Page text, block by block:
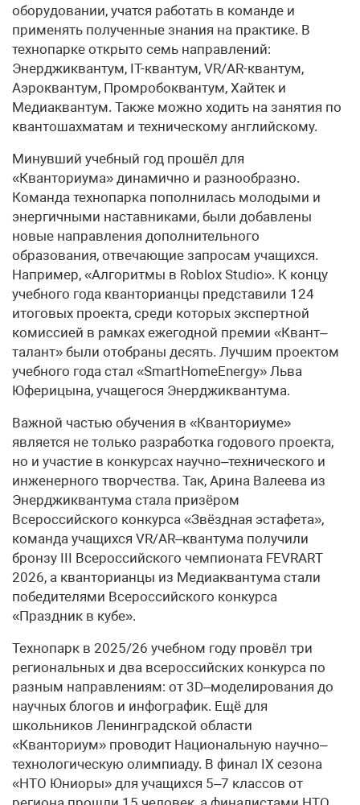
оборудовании, учатся работать в команде и
применять полученные знания на практике. В
технопарке открыто семь направлений:
Энерджиквантум, IT-квантум, VR/AR-квантум,
Аэроквантум, Промробоквантум, Хайтек и
Медиаквантум. Также можно ходить на занятия по
квантошахматам и техническому английскому.
Минувший учебный год прошёл для
«Кванториума» динамично и разнообразно.
Команда технопарка пополнилась молодыми и
энергичными наставниками, были добавлены
новые направления дополнительного
образования, отвечающие запросам учащихся.
Например, «Алгоритмы в Roblox Studio». К концу
учебного года кванторианцы представили 124
итоговых проекта, среди которых экспертной
комиссией в рамках ежегодной премии «Квант–
талант» были отобраны десять. Лучшим проектом
учебного года стал «SmartHomeEnergy» Льва
Юферицына, учащегося Энерджиквантума.
Важной частью обучения в «Кванториуме»
является не только разработка годового проекта,
но и участие в конкурсах научно–технического и
инженерного творчества. Так, Арина Валеева из
Энерджиквантума стала призёром
Всероссийского конкурса «Звёздная эстафета»,
команда учащихся VR/AR–квантума получили
бронзу III Всероссийского чемпионата FEVRART
2026, а кванторианцы из Медиаквантума стали
победителями Всероссийского конкурса
«Праздник в кубе».
Технопарк в 2025/26 учебном году провёл три
региональных и два всероссийских конкурса по
разным направлениям: от 3D–моделирования до
научных блогов и инфографик. Ещё для
школьников Ленинградской области
«Кванториум» проводит Национальную научно–
технологическую олимпиаду. В финал IX сезона
«НТО Юниоры» для учащихся 5–7 классов от